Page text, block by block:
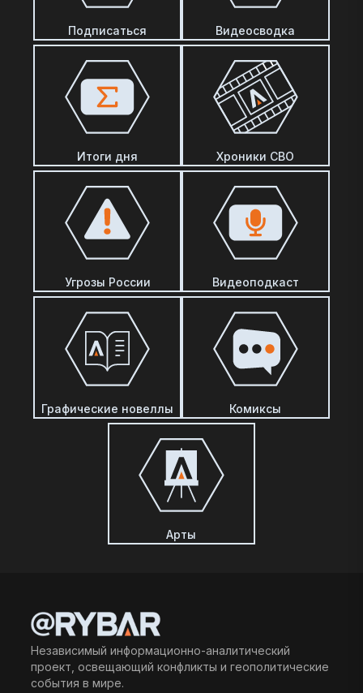
Подписаться Видеосводка
Итоги дня Хроники СВО
Угрозы России Видеоподкаст
Графические новеллы Комиксы
Арты
Независимый информационно-аналитический
проект, освещающий конфликты и геополитические
события в мире.